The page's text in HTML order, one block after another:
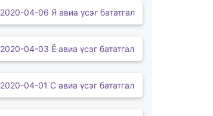
2020-04-06 Я авиа үсэг бататгал
2020-04-03 Ё авиа үсэг бататгал
2020-04-01 С авиа үсэг бататгал